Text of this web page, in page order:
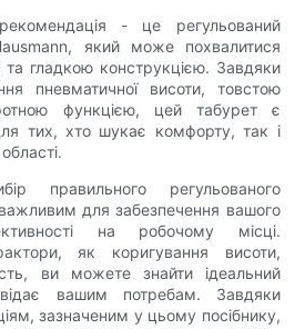
- це регульований
який може похвалитися
гладкою конструкцією. Завдяки
пневматичної висоти, товстою
функцією, цей табурет є
тих, хто шукає комфорту, так і
правильного регульованого
для забезпечення вашого
на робочому місці.
як коригування висоти,
ви можете знайти ідеальний
вашим потребам. Завдяки
зазначеним у цьому посібнику,